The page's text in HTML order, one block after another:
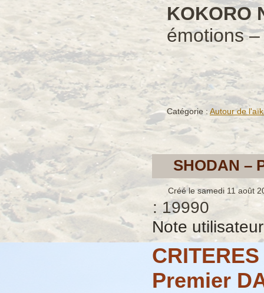
KOKORO
émotions
Catégorie : Autour de
SHODAN –
Créé le samedi 11 août
: 19990
Note
Premier